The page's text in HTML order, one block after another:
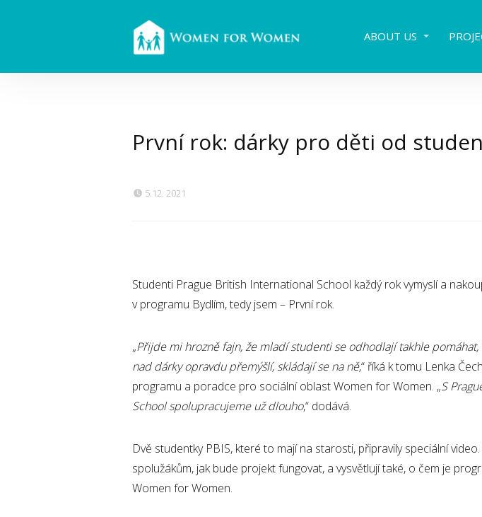
ABOUT US
První rok: dárky pro děti od
5.12. 2021
Studenti Prague British International School každý rok vymyslí a
v programu Bydlím, tedy jsem – První rok.
„Přijde mi hrozně fajn, že mladí studenti se odhodlají takhle
nad dárky opravdu přemýšlí, skládají se na ně,“ říká k tomu Lenka
programu a poradce pro sociální oblast Women for Women. „S
School spolupracujeme už dlouho,“ dodává.
Dvě studentky PBIS, které to mají na starosti, připravily speciální
spolužákům, jak bude projekt fungovat, a vysvětlují také, o čem je
Women for Women.